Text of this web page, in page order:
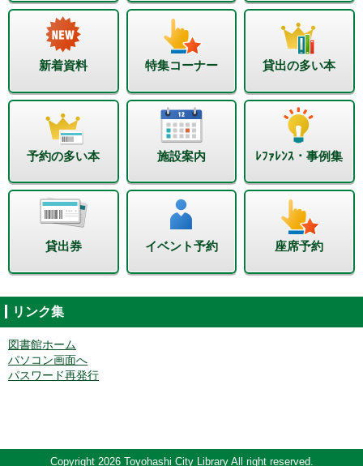
新着資料 特集コーナー 貸出の多い本
予約の多い本 施設案内 ﾚﾌｧﾚﾝｽ・事例集
貸出券 イベント予約 座席予約
リンク集
図書館ホーム
パソコン画面へ
パスワード再発行
Copyright 2026 Toyohashi City Library All right reserved.